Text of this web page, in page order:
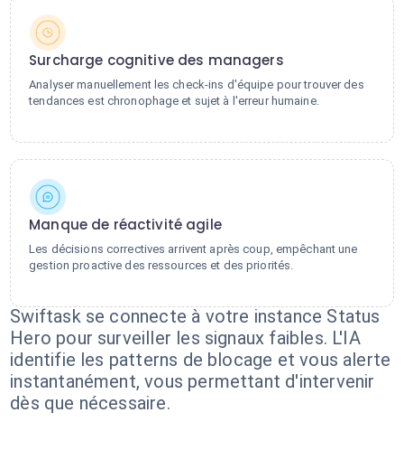
Surcharge cognitive des managers
Analyser manuellement les check-ins d'équipe pour trouver des
tendances est chronophage et sujet à l'erreur humaine.
Manque de réactivité agile
Les décisions correctives arrivent après coup, empêchant une
gestion proactive des ressources et des priorités.
Swiftask se connecte à votre instance Status
Hero pour surveiller les signaux faibles. L'IA
identifie les patterns de blocage et vous alerte
instantanément, vous permettant d'intervenir
dès que nécessaire.